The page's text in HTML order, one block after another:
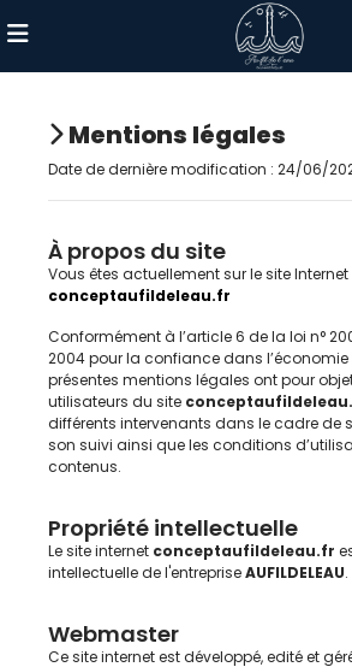
Mentions légales
Date de dernière modification : 24/06/
À propos du site
Vous êtes actuellement sur le site Internet
conceptaufildeleau.fr
Conformément à l’article 6 de la loi n°
2004 pour la confiance dans l’économie
présentes mentions légales ont pour
utilisateurs du site
différents intervenants dans le cadre de
son suivi ainsi que les conditions
contenus.
Propriété intellectuelle
Le site internet conceptaufildeleau.fr
intellectuelle de l'entrepriseAUFILDELEAU.
Webmaster
Ce site internet est développé, edité et